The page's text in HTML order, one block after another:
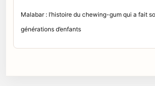
Malabar : l’histoire du chewing-gum qui a fait
générations d’enfants